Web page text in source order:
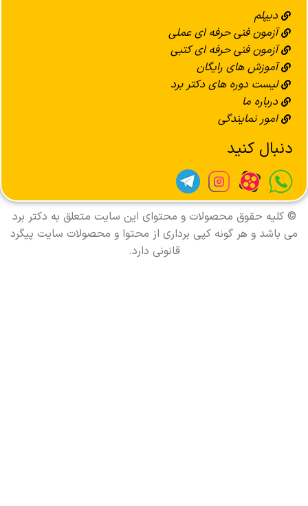
دیپلم
آزمون فنی حرفه ای عملی
آزمون فنی حرفه ای کتبی
آموزش های رایگان
لیست دوره های دکتر برد
درباره ما
امور نمایندگی
دنبال کنید
© کليه حقوق محصولات و محتوای اين سایت متعلق به دکتر برد
می باشد و هر گونه کپی برداری از محتوا و محصولات سایت پیگرد
قانونی دارد.